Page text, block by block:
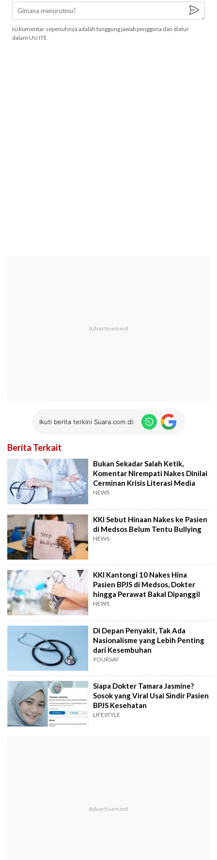
Isi komentar sepenuhnya adalah tanggung jawab pengguna dan diatur
dalam UU ITE
Ikuti berita terkini Suara.com di:
Berita Terkait
Bukan Sekadar Salah Ketik,
Komentar Nirempati Nakes Dinilai
Cerminan Krisis Literasi Media
NEWS
KKI Sebut Hinaan Nakes ke Pasien
di Medsos Belum Tentu Bullying
NEWS
KKI Kantongi 10 Nakes Hina
Pasien BPJS di Medsos, Dokter
hingga Perawat Bakal Dipanggil
NEWS
Di Depan Penyakit, Tak Ada
Nasionalisme yang Lebih Penting
dari Kesembuhan
YOURSAY
Siapa Dokter Tamara Jasmine?
Sosok yang Viral Usai Sindir Pasien
BPJS Kesehatan
LIFESTYLE